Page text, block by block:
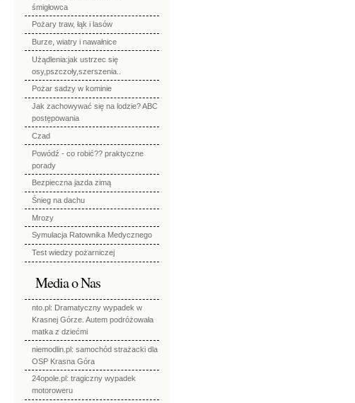
śmigłowca
Pożary traw, łąk i lasów
Burze, wiatry i nawałnice
Użądlenia:jak ustrzec się
osy,pszczoły,szerszenia..
Pożar sadzy w kominie
Jak zachowywać się na lodzie? ABC
postępowania
Czad
Powódź - co robić?? praktyczne
porady
Bezpieczna jazda zimą
Śnieg na dachu
Mrozy
Symulacja Ratownika Medycznego
Test wiedzy pożarniczej
Media o Nas
nto.pl: Dramatyczny wypadek w
Krasnej Górze. Autem podróżowała
matka z dziećmi
niemodlin.pl: samochód strażacki dla
OSP Krasna Góra
24opole.pl: tragiczny wypadek
motoroweru